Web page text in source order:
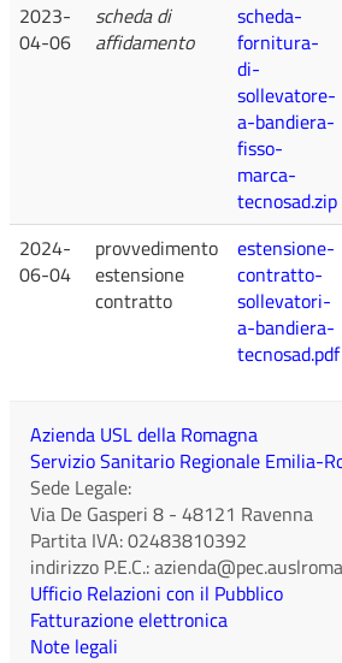
2023-
04-06
scheda di
affidamento
scheda-
fornitura-
di-
sollevatore-
a-bandiera-
fisso-
marca-
tecnosad.zip
2024-
06-04
provvedimento
estensione
contratto
estensione-
contratto-
sollevatori-
a-bandiera-
tecnosad.pdf
Azienda USL della Romagna
Servizio Sanitario Regionale Emilia-
Sede Legale:
Via De Gasperi 8 - 48121 Ravenna
Partita IVA:02483810392
indirizzo P.E.C.:
Ufficio Relazioni con il Pubblico
Fatturazione elettronica
Note legali